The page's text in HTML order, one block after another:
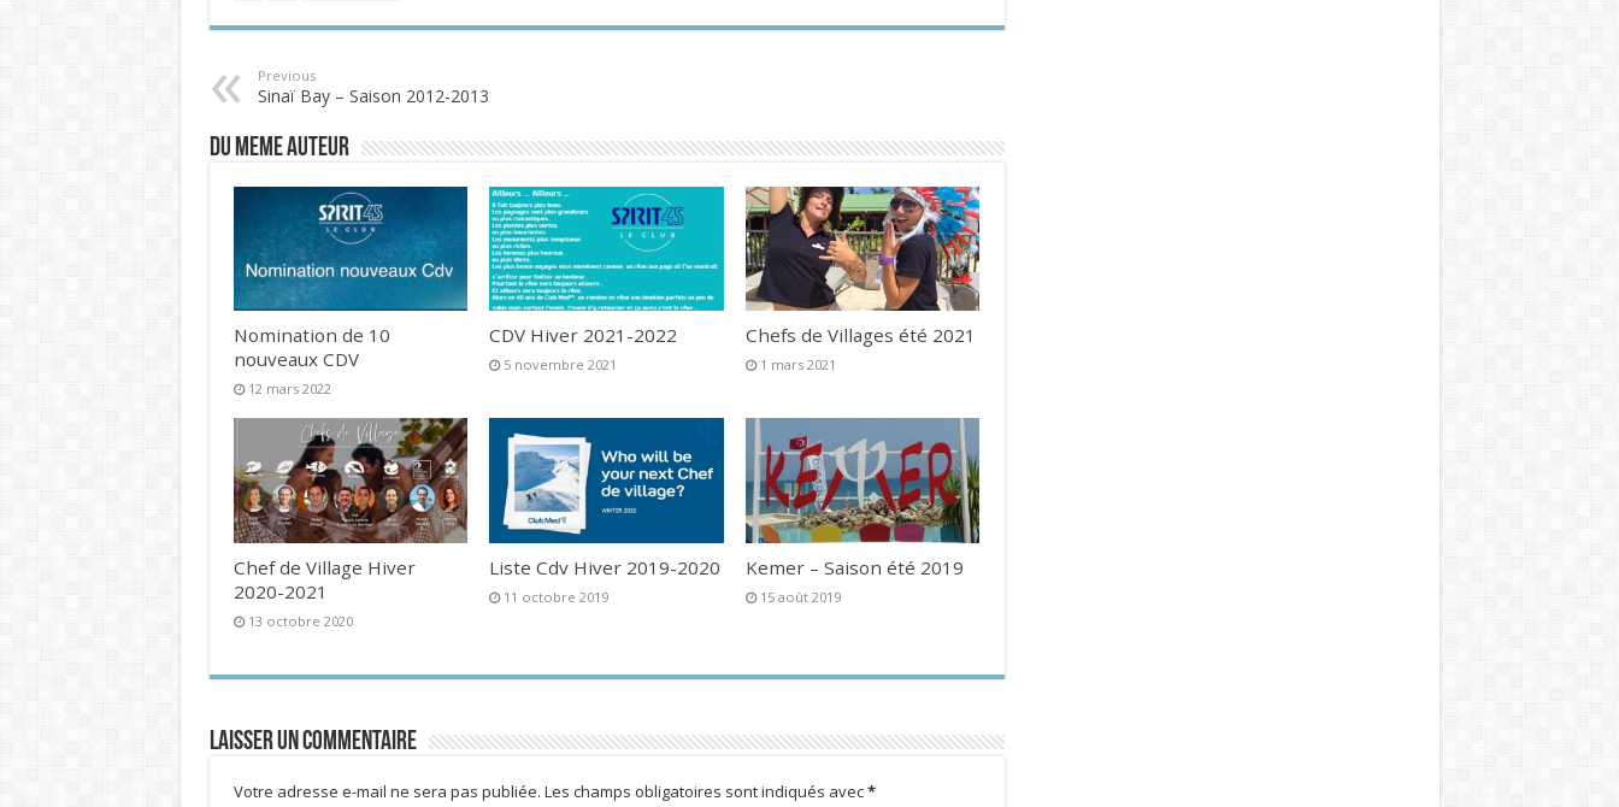
Previous
Sinaï Bay – Saison 2012-2013
DU MEME AUTEUR
Nomination de 10
nouveaux CDV
12 mars 2022
CDV Hiver 2021-2022
5 novembre 2021
Chefs de Villages été 2021
1 mars 2021
Chef de Village Hiver
2020-2021
13 octobre 2020
Liste Cdv Hiver 2019-2020
11 octobre 2019
Kemer – Saison été 2019
15 août 2019
Laisser un commentaire
Votre adresse e-mail ne sera pas publiée. Les champs obligatoires sont indiqués avec*